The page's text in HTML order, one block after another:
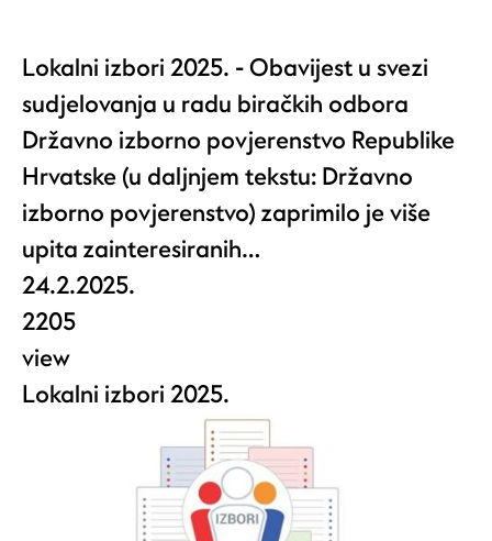
Lokalni izbori 2025. - Obavijest u svezi
sudjelovanja u radu biračkih odbora
Državno izborno povjerenstvo Republike
Hrvatske (u daljnjem tekstu: Državno
izborno povjerenstvo) zaprimilo je više
upita zainteresiranih…
24.2.2025.
2205
view
Lokalni izbori 2025.